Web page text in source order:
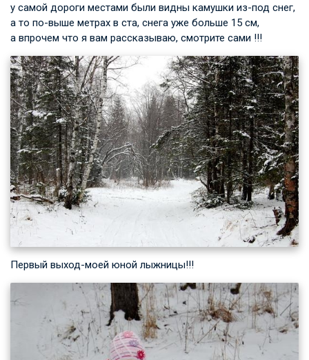
у самой дороги местами были видны камушки из-под снег,
а то по-выше метрах в ста, снега уже больше 15 см,
а впрочем что я вам рассказываю, смотрите сами !!!
Первый выход-моей юной лыжницы!!!